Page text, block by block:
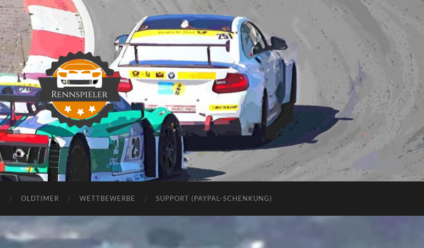
Rennspieler
OLDTIMER WETTBEWERBE SUPPORT (PAYPAL-SCHENKUNG)